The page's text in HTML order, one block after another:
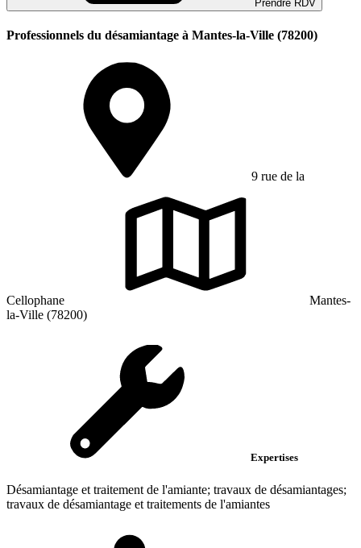
Prendre RDV
Professionnels du désamiantage à Mantes-la-Ville (78200)
9 rue de la
Cellophane
Mantes-
la-Ville (78200)
Expertises
Désamiantage et traitement de l'amiante; travaux de désamiantages;
travaux de désamiantage et traitements de l'amiantes